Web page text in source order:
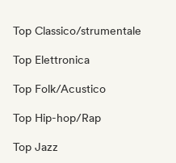
Top Classico/strumentale
Top Elettronica
Top Folk/Acustico
Top Hip-hop/Rap
Top Jazz